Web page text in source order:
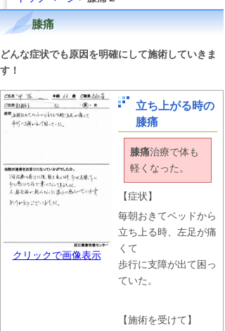
膝痛
どんな症状でも原因を明確にして施術していきま
す！
クリックで画像表示
立ち上がる時の
膝痛
膝痛治療で体も
軽くなった。
【症状】
毎朝おきてベッドから
立ち上る時、左足が痛
くて
歩行に支障が出て困っ
ていた。
【施術を受けて】